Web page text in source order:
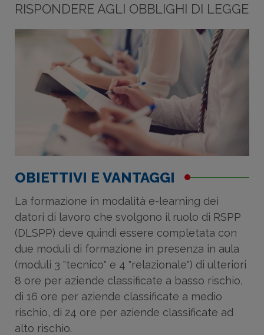
RISPONDERE AGLI OBBLIGHI DI LEGGE
OBIETTIVI E VANTAGGI
La formazione in modalità e-learning dei
datori di lavoro che svolgono il ruolo di RSPP
(DLSPP) deve quindi essere completata con
due moduli di formazione in presenza in aula
(moduli 3 "tecnico" e 4 "relazionale") di ulteriori
8 ore per aziende classificate a basso rischio,
di 16 ore per aziende classificate a medio
rischio, di 24 ore per aziende classificate ad
alto rischio.